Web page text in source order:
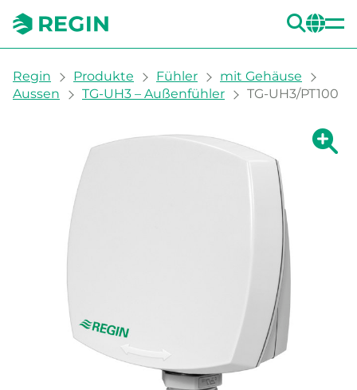
You are here:
Regin Produkte Fühler
mit Gehäuse
Aussen
TG-UH3 – Außenfühler TG-UH3/PT100
Zeige